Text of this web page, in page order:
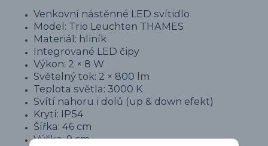
Venkovní nástěnné LED svítidlo
Model: Trio Leuchten THAMES
Materiál: hliník
Integrované LED čipy
Výkon: 2 × 8 W
Světelný tok: 2 × 800 lm
Teplota světla: 3000 K
Svítí nahoru i dolů (up & down efekt)
Krytí: IP54
Šířka: 46 cm
Výška: 9 cm